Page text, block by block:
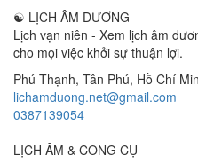
☯ LỊCH ÂM DƯƠNG
Lịch vạn niên - Xem lịch âm
cho mọi việc khởi sự thuận lợi.
Phú Thạnh, Tân Phú, Hồ Chí
lichamduong.net@gmail.com
0387139054
LỊCH ÂM & CÔNG CỤ